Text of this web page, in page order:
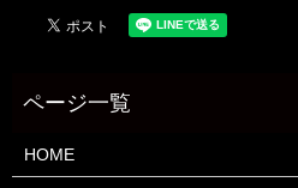
HOME